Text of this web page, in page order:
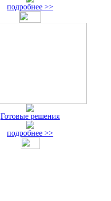
подробнее >>
Готовые решения
подробнее >>